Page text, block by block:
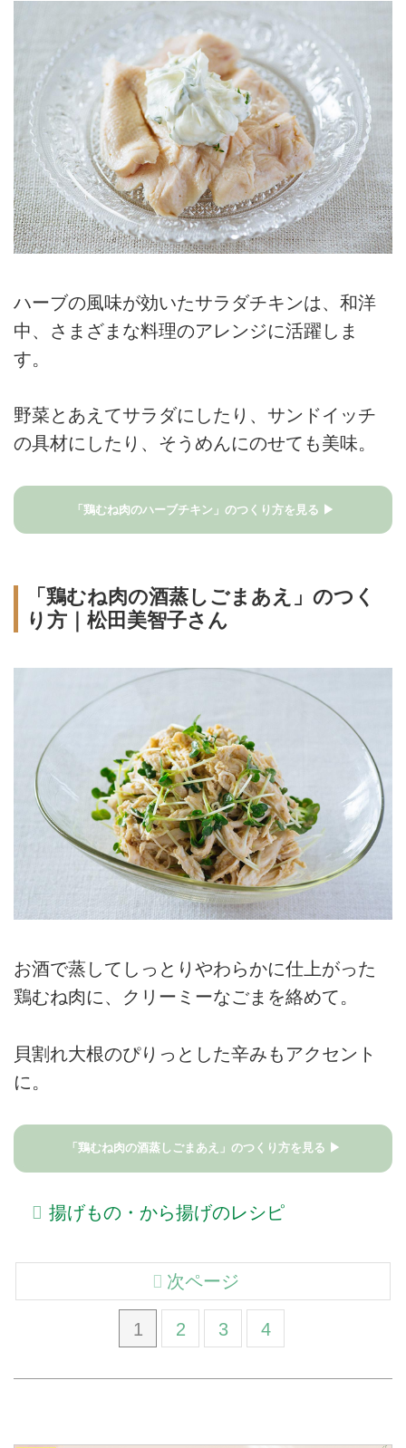
ハーブの風味が効いたサラダチキンは、和洋
中、さまざまな料理のアレンジに活躍しま
す。
野菜とあえてサラダにしたり、サンドイッチ
の具材にしたり、そうめんにのせても美味。
「鶏むね肉のハーブチキン」のつくり方を見る ▶
「鶏むね肉の酒蒸しごまあえ」のつく
り方｜松田美智子さん
お酒で蒸してしっとりやわらかに仕上がった
鶏むね肉に、クリーミーなごまを絡めて。
貝割れ大根のぴりっとした辛みもアクセント
に。
「鶏むね肉の酒蒸しごまあえ」のつくり方を見る ▶
揚げもの・から揚げのレシピ
1 2 3 4
次ページ